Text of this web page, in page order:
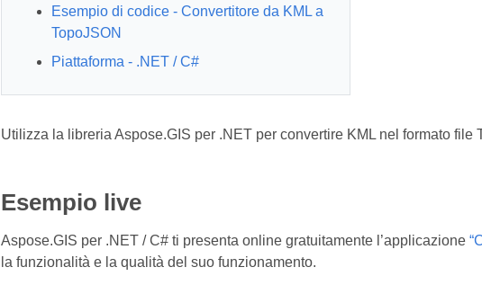
Esempio di codice - Convertitore da KML a
TopoJSON
Piattaforma - .NET / C#
Utilizza la libreria Aspose.GIS per .NET per convertire KML nel formato file
Esempio live
Aspose.GIS per .NET / C# ti presenta online gratuitamente l’applicazione
la funzionalità e la qualità del suo funzionamento.